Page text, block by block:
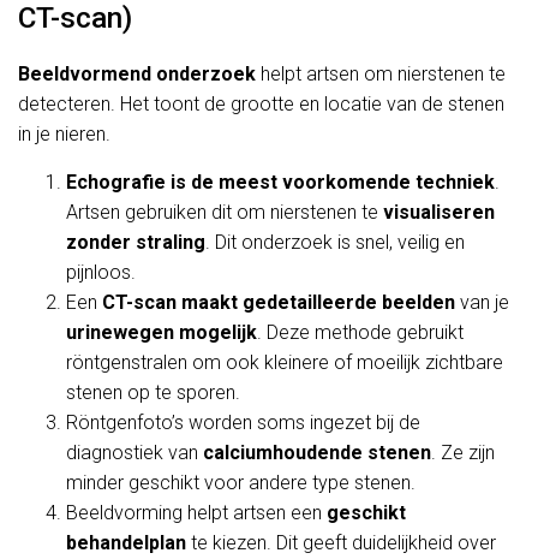
CT-scan)
Beeldvormend onderzoek helpt artsen om nierstenen te
detecteren. Het toont de grootte en locatie van de stenen
in je nieren.
Echografie is de meest voorkomende techniek
Artsen gebruiken dit om nierstenen te visualiseren
zonder straling . Dit onderzoek is snel, veilig en
pijnloos.
Een CT-scan maakt gedetailleerde beelden van je
urinewegen mogelijk . Deze methode gebruikt
röntgenstralen om ook kleinere of moeilijk zichtbare
stenen op te sporen.
Röntgenfoto’s worden soms ingezet bij de
diagnostiek van calciumhoudende stenen . Ze zijn
minder geschikt voor andere type stenen.
Beeldvorming helpt artsen een geschikt
behandelplan te kiezen. Dit geeft duidelijkheid over